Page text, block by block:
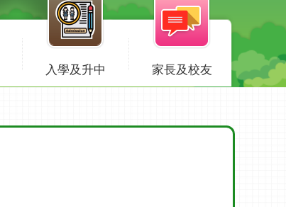
入學及升中 家長及校友